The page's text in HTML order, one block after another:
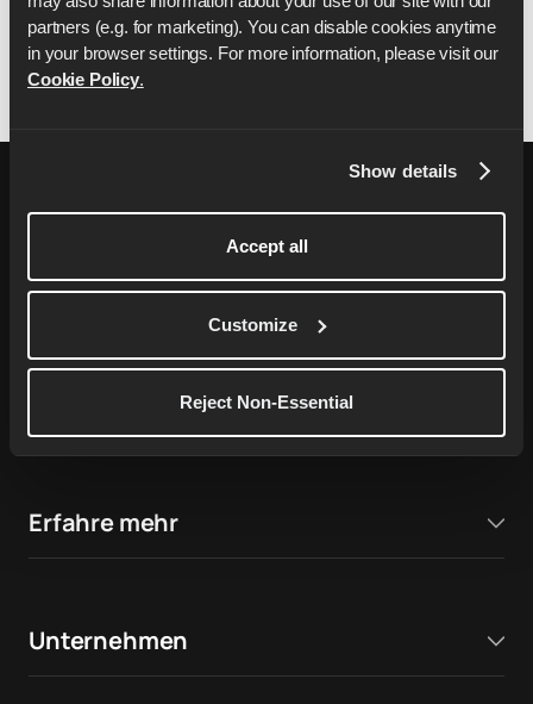
partners (e.g. for marketing). You can disable cookies anytime
in your browser settings. For more information, please visit our
Cookie Policy.
Show details
Accept all
Customize
Reject Non-Essential
Starten Sie mit zwei kostenlosen Wochen
76,000+ ratings on Apple App Store
4.9
17,000+ ratings on Google Play Store
4.7
Erfahre mehr
Unternehmen